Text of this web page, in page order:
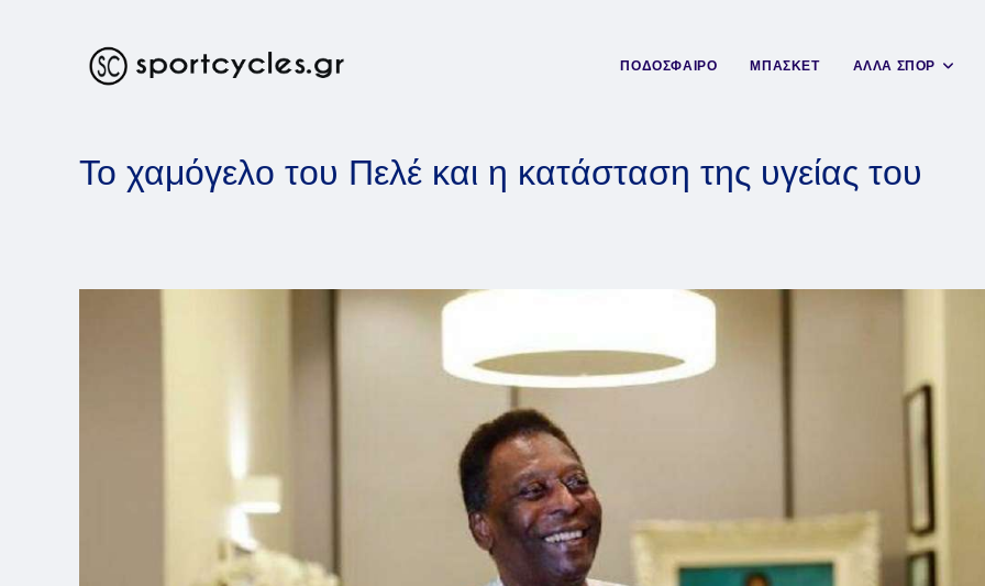
ΠΟΔΟΣΦΑΙΡΟ ΜΠΑΣΚΕΤ ΑΛΛΑ ΣΠΟΡ
Το χαμόγελο του Πελέ και η κατάσταση της υγείας του